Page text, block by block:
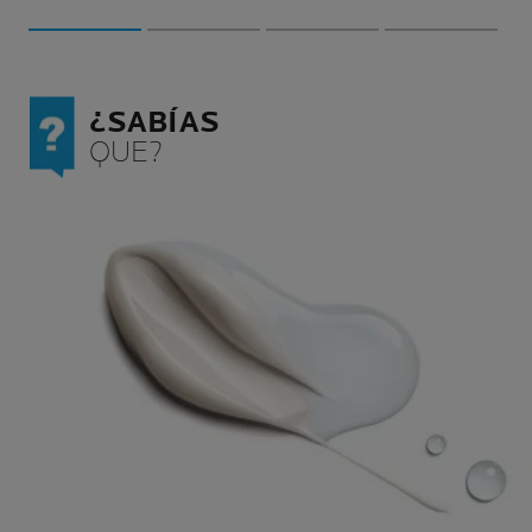
para la salud
¿SABÍAS
QUE?